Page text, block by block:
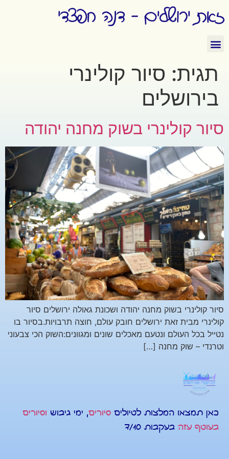
זאת ירושלים - דנה חפצדי
תגית: סיור קולינרי
בירושלים
סיור קולינרי בשוק מחנה יהודה
סיור קולינרי בשוק מחנה יהודה ושכונת גאולה ירושלים סיור
קולינרי מבית זאת ירושלים חובק עולם, חוצה תרבויות.בסיור בו
נטייל בכל העולם ונטעם מאכלים שונים ומגוונים:השוק הכי צבעוני
וטרנדי – שוק מחנה […]
כאן תמצאו המלצות לטיולים סיורים, ימי גיבוש וסיורים
בעוטף עזה בעקבות 7/10